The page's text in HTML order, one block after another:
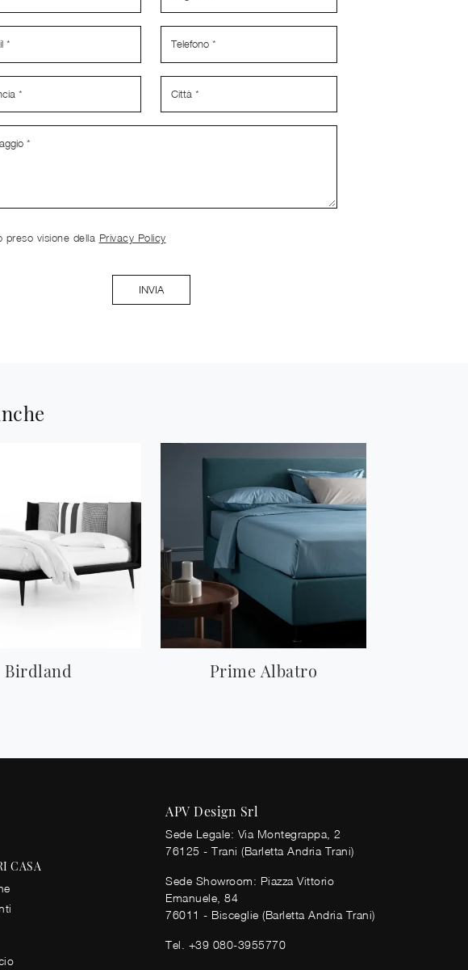
preso visione della Privacy Policy
INVIA
Birdland Prime Albatro
CASA
APV Design Srl
Sede Legale: Via Montegrappa, 2
76125 - Trani (Barletta Andria Trani)
Sede Showroom: Piazza Vittorio
Emanuele, 84
76011 - Bisceglie (Barletta Andria Trani)
Tel. +39 080-3955770